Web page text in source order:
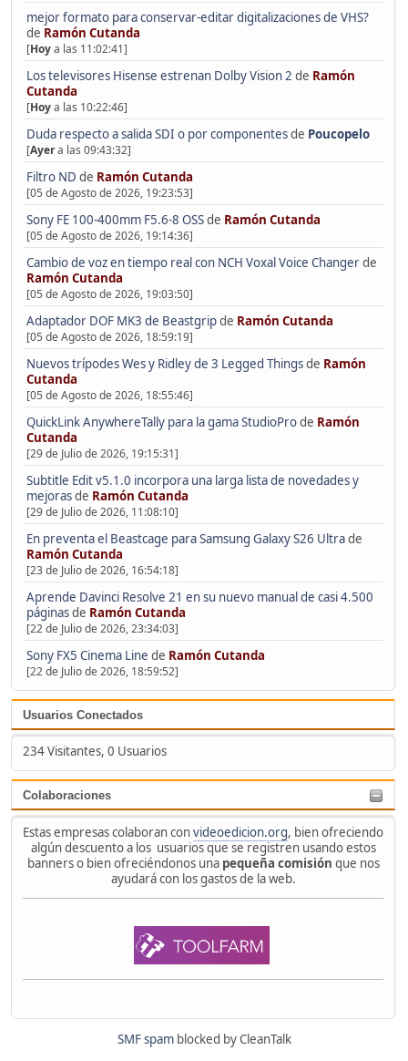
mejor formato para conservar-editar digitalizaciones de VHS?
de Ramón Cutanda
[Hoya las 11:02:41]
Los televisores Hisense estrenan Dolby Vision 2 de Ramón
Cutanda
[Hoya las 10:22:46]
Duda respecto a salida SDI o por componentesde Poucopelo
[Ayera las 09:43:32]
Filtro ND de Ramón Cutanda
[05 de Agosto de 2026, 19:23:53]
Sony FE 100-400mm F5.6-8 OSSde Ramón Cutanda
[05 de Agosto de 2026, 19:14:36]
Cambio de voz en tiempo real con NCH Voxal Voice Changerde
Ramón Cutanda
[05 de Agosto de 2026, 19:03:50]
Adaptador DOF MK3 de Beastgripde Ramón Cutanda
[05 de Agosto de 2026, 18:59:19]
Nuevos trípodes Wes y Ridley de 3 Legged Thingsde Ramón
Cutanda
[05 de Agosto de 2026, 18:55:46]
QuickLink AnywhereTally para la gama StudioProde Ramón
Cutanda
[29 de Julio de 2026, 19:15:31]
Subtitle Edit v5.1.0 incorpora una larga lista de novedades y
mejorasde Ramón Cutanda
[29 de Julio de 2026, 11:08:10]
En preventa el Beastcage para Samsung Galaxy S26 Ultrade
Ramón Cutanda
[23 de Julio de 2026, 16:54:18]
Aprende Davinci Resolve 21 en su nuevo manual de casi 4.500
páginasde Ramón Cutanda
[22 de Julio de 2026, 23:34:03]
Sony FX5 Cinema Line de Ramón Cutanda
[22 de Julio de 2026, 18:59:52]
Usuarios Conectados
234 Visitantes, 0 Usuarios
Colaboraciones
Estas empresas colaboran convideoedicion.org, bien ofreciendo
algún descuento a los usuarios que se registren usando estos
banners o bien ofreciéndonos una pequeña comisión que nos
ayudará con los gastos de la web.
SMF spamblocked by CleanTalk